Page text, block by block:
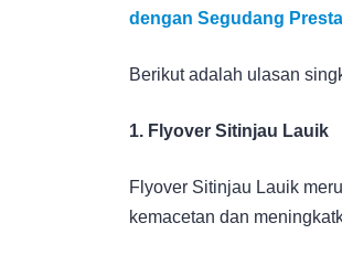
dengan Segudang
Berikut adalah ulasan
1. Flyover Sitinjau Lauik
Flyover Sitinjau Lauik
kemacetan dan